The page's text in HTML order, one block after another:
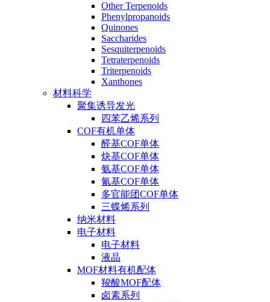
Other Terpenoids
Phenylpropanoids
Quinones
Saccharides
Sesquiterpenoids
Tetraterpenoids
Triterpenoids
Xanthones
材料科学
聚集诱导发光
四苯乙烯系列
COF有机单体
醛基COF单体
炔基COF单体
氨基COF单体
氰基COF单体
多官能团COF单体
三蝶烯系列
纳米材料
电子材料
电子材料
液晶
MOF材料有机配体
羧酸MOF配体
卤素系列